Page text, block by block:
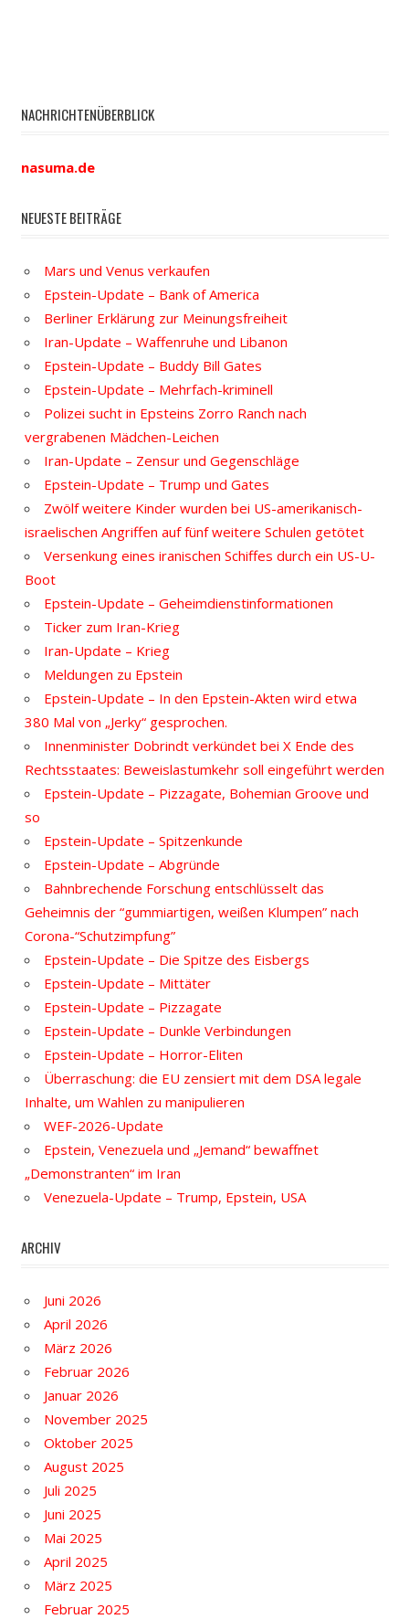
NACHRICHTENÜBERBLICK
nasuma.de
NEUESTE BEITRÄGE
Mars und Venus verkaufen
Epstein-Update – Bank of America
Berliner Erklärung zur Meinungsfreiheit
Iran-Update – Waffenruhe und Libanon
Epstein-Update – Buddy Bill Gates
Epstein-Update – Mehrfach-kriminell
Polizei sucht in Epsteins Zorro Ranch nach
vergrabenen Mädchen-Leichen
Iran-Update – Zensur und Gegenschläge
Epstein-Update – Trump und Gates
Zwölf weitere Kinder wurden bei US-amerikanisch-
israelischen Angriffen auf fünf weitere Schulen getötet
Versenkung eines iranischen Schiffes durch ein US-U-
Boot
Epstein-Update – Geheimdienstinformationen
Ticker zum Iran-Krieg
Iran-Update – Krieg
Meldungen zu Epstein
Epstein-Update – In den Epstein-Akten wird etwa
380 Mal von „Jerky“ gesprochen.
Innenminister Dobrindt verkündet bei X Ende des
Rechtsstaates: Beweislastumkehr soll eingeführt werden
Epstein-Update – Pizzagate, Bohemian Groove und
so
Epstein-Update – Spitzenkunde
Epstein-Update – Abgründe
Bahnbrechende Forschung entschlüsselt das
Geheimnis der “gummiartigen, weißen Klumpen” nach
Corona-“Schutzimpfung”
Epstein-Update – Die Spitze des Eisbergs
Epstein-Update – Mittäter
Epstein-Update – Pizzagate
Epstein-Update – Dunkle Verbindungen
Epstein-Update – Horror-Eliten
Überraschung: die EU zensiert mit dem DSA legale
Inhalte, um Wahlen zu manipulieren
WEF-2026-Update
Epstein, Venezuela und „Jemand“ bewaffnet
„Demonstranten“ im Iran
Venezuela-Update – Trump, Epstein, USA
ARCHIV
Juni 2026
April 2026
März 2026
Februar 2026
Januar 2026
November 2025
Oktober 2025
August 2025
Juli 2025
Juni 2025
Mai 2025
April 2025
März 2025
Februar 2025